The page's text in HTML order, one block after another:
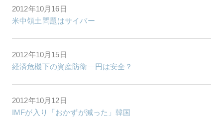
2012年10月16日
米中領土問題はサイバー
2012年10月15日
経済危機下の資産防衛―円は安全？
2012年10月12日
IMFが入り「おかずが減った」韓国